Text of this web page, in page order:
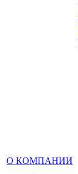
О КОМПАНИИ